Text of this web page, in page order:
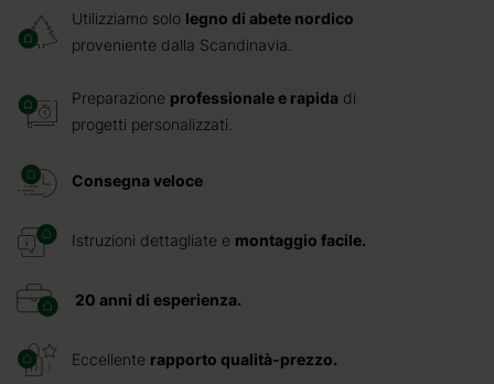
Utilizziamo solo legno di abete nordico
proveniente dalla Scandinavia.
Preparazione professionale e rapida di
progetti personalizzati.
Consegna veloce
Istruzioni dettagliate e montaggio facile.
20 anni di esperienza.
Eccellente rapporto qualità-prezzo.